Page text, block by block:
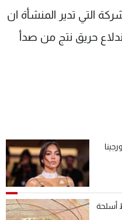
التي تدير المنشأة ان
حريق نتج من صدأ
أسلحة